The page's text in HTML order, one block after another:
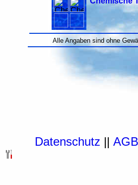
Alle Angaben sind ohne
Datenschutz || AGB